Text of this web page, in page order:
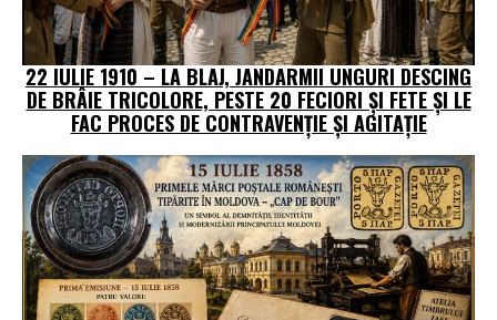
22 IULIE 1910 – LA BLAJ, JANDARMII UNGURI DESCING
DE BRÂIE TRICOLORE, PESTE 20 FECIORI ŞI FETE ŞI LE
FAC PROCES DE CONTRAVENŢIE ŞI AGITAŢIE